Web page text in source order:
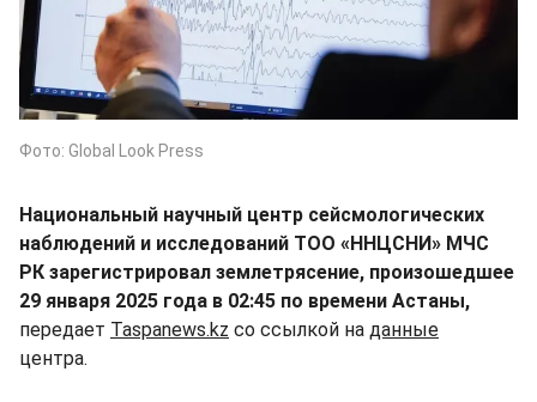
Фото: Global Look Press
Национальный научный центр сейсмологических
наблюдений и исследований ТОО «ННЦСНИ» МЧС
РК зарегистрировал землетрясение, произошедшее
29 января 2025 года в 02:45 по времени Астаны,
передает Taspanews.kz со ссылкой на данные
центра.